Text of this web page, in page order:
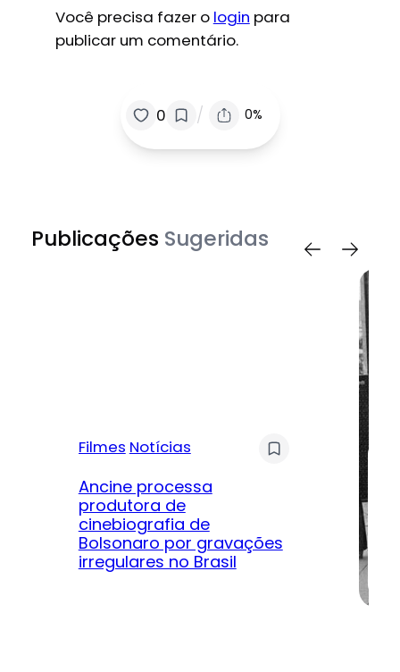
Você precisa fazer o login para
publicar um comentário.
0 / 0%
Publicações Sugeridas
Filmes Notícias
Ancine processa
produtora de
cinebiografia de
Bolsonaro por gravações
irregulares no Brasil